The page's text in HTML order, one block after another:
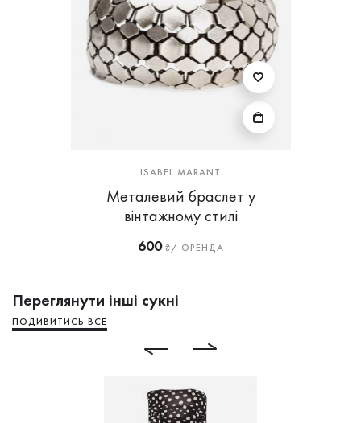
ISABEL MARANT
Металевий браслет у
вінтажному стилі
600₴/ ОРЕНДА
Переглянути інші сукні
ПОДИВИТИСЬ ВСЕ